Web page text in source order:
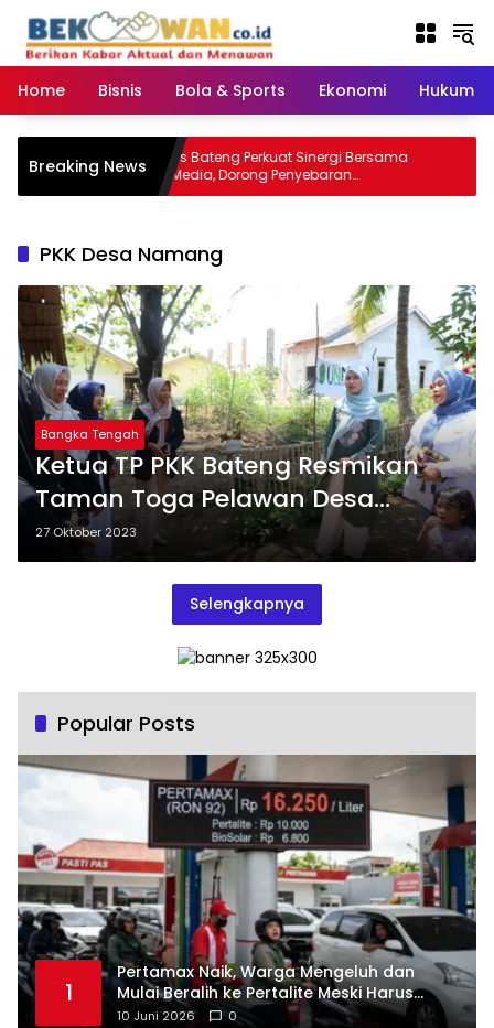
konten
Home
Bisnis Bola & Sports Ekonomi Hukum
Breaking News‎Kapolres Bateng Perkuat Sinergi Bersama
Insan Media, Dorong Penyebaran
Informasi Akurat dan Layanan Polri 110
PKK Desa Namang
Bangka Tengah
Ketua TP PKK Bateng Resmikan
Taman Toga Pelawan Desa
Namang
27 Oktober 2023
Selengkapnya
Popular Posts
1
‎Pertamax Naik, Warga Mengeluh dan
Mulai Beralih ke Pertalite Meski Harus
10 Juni 2026 0